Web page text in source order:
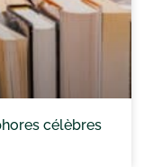
célèbres